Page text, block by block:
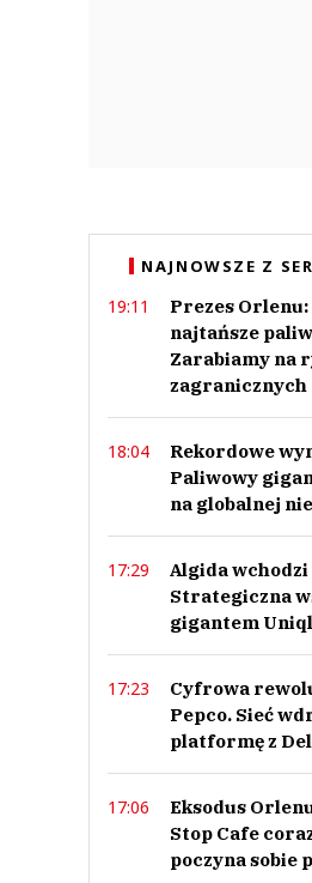
NAJNOWSZE Z
19:11
Prezes Orlenu:
najtańsze
Zarabiamy na
zagranicznych
18:04
Rekordowe
Paliwowy
na globalnej
17:29
Algida wchodzi
Strategiczna
gigantem
17:23
Cyfrowa
Pepco. Sieć
platformę z
17:06
Eksodus
Stop Cafe
poczyna sobie